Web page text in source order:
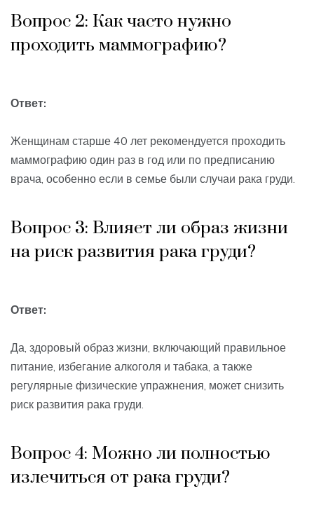
Вопрос 2: Как часто нужно
проходить маммографию?
Ответ:
Женщинам старше 40 лет рекомендуется проходить
маммографию один раз в год или по предписанию
врача, особенно если в семье были случаи рака груди.
Вопрос 3: Влияет ли образ жизни
на риск развития рака груди?
Ответ:
Да, здоровый образ жизни, включающий правильное
питание, избегание алкоголя и табака, а также
регулярные физические упражнения, может снизить
риск развития рака груди.
Вопрос 4: Можно ли полностью
излечиться от рака груди?